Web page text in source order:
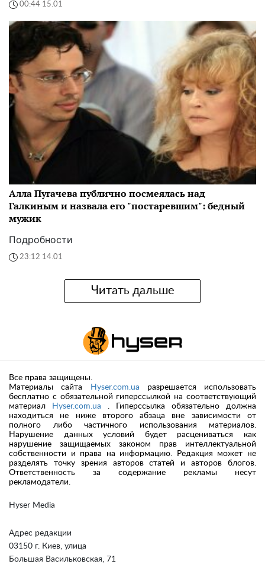
00:44 15.01
Алла Пугачева публично посмеялась над
Галкиным и назвала его "постаревшим": бедный
мужик
Подробности
23:12 14.01
Читать дальше
Hyser Media
Адрес редакции
03150 г. Киев, улица
Большая Васильковская, 71
Все права защищены.
Материалы сайта
Hyser.com.ua разрешается использовать
бесплатно с обязательной гиперссылкой на соответствующий
материал
Hyser.com.ua . Гиперссылка обязательно должна
находиться не ниже второго абзаца вне зависимости от
полного либо частичного использования материалов.
Нарушение данных условий будет расцениваться как
нарушение защищаемых законом прав интеллектуальной
собственности и права на информацию. Редакция может не
разделять точку зрения авторов статей и авторов блогов.
Ответственность за содержание рекламы несут
рекламодатели.